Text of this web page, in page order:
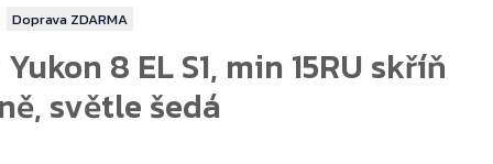
ZDARMA
8 EL S1, min 15RU skříň
světle šedá